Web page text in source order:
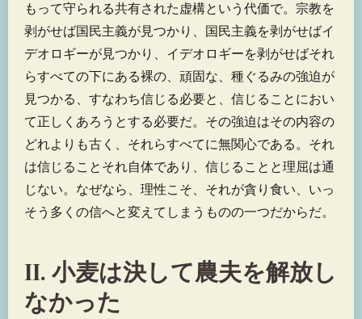
もって守られる共有された虚構という代価で。宗教を
剥がせば国民主義が見つかり、国民主義を剥がせばイ
デオロギーが見つかり、イデオロギーを剥がせばそれ
らすべての下にある裸の、頑固な、種ぐるみの強迫が
見つかる、すなわち信じる必要と、信じることにおい
て正しくあろうとする必要だ。その強迫はその内容の
どれよりも古く、それらすべてに無関心である。それ
は信じることそれ自体であり、信じることと理屈は通
じない。なぜなら、理性こそ、それが貪り食い、いっ
そう多くの信へと変えてしまうものの一つだからだ。
II. 小麦は決して農夫を解放し
なかった